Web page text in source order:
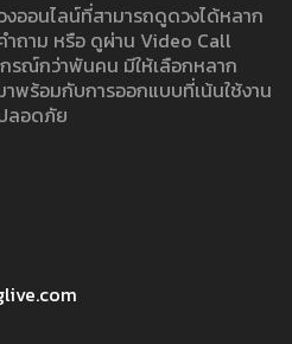
ออนไลน์ที่สามารถดูดวงได้หลาก
ถาม หรือ ดูผ่าน Video Call
ณ์กว่าพันคน มีให้เลือกหลาก
พร้อมกับการออกแบบที่เน้นใช้งาน
ลอดภัย